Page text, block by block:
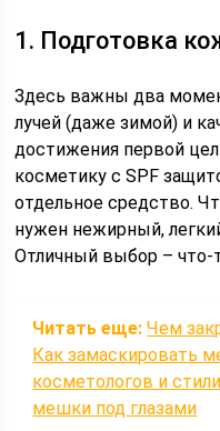
1. Подготовка
Здесь важны два
лучей (даже зимой) и
достижения первой
косметику с SPF
отдельное средство.
нужен нежирный,
Отличный выбор – что-
Читать еще: Чем
Как замаскировать
косметологов и
мешки под глазами